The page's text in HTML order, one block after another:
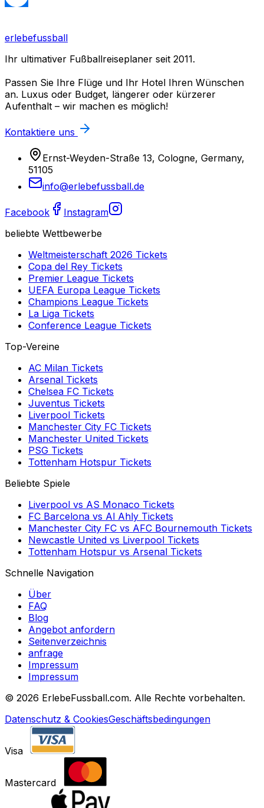
erlebefussball
Ihr ultimativer Fußballreiseplaner seit 2011.
Passen Sie Ihre Flüge und Ihr Hotel Ihren Wünschen
an. Luxus oder Budget, längerer oder kürzerer
Aufenthalt – wir machen es möglich!
Kontaktiere uns
Ernst-Weyden-Straße 13, Cologne, Germany,
51105
info@erlebefussball.de
Facebook
Instagram
beliebte Wettbewerbe
Weltmeisterschaft 2026 Tickets
Copa del Rey Tickets
Premier League Tickets
UEFA Europa League Tickets
Champions League Tickets
La Liga Tickets
Conference League Tickets
Top-Vereine
AC Milan Tickets
Arsenal Tickets
Chelsea FC Tickets
Juventus Tickets
Liverpool Tickets
Manchester City FC Tickets
Manchester United Tickets
PSG Tickets
Tottenham Hotspur Tickets
Beliebte Spiele
Liverpool vs AS Monaco Tickets
FC Barcelona vs Al Ahly Tickets
Manchester City FC vs AFC Bournemouth Tickets
Newcastle United vs Liverpool Tickets
Tottenham Hotspur vs Arsenal Tickets
Schnelle Navigation
Über
FAQ
Blog
Angebot anfordern
Seitenverzeichnis
anfrage
Impressum
Impressum
© 2026 ErlebeFussball.com. Alle Rechte vorbehalten.
Datenschutz & CookiesGeschäftsbedingungen
Visa
Mastercard